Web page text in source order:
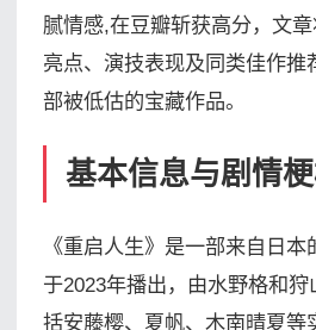
腻情感,在豆瓣斩获高分，文
亮点、演技表现及同类佳作推
部被低估的宝藏作品。
基本信息与剧情
《重启人生》是一部来自日本
于2023年播出，由水野格和
括安藤樱、夏帆、木南晴夏等